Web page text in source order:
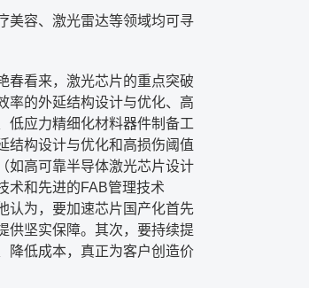
美容、激光雷达等领域均可寻
春看来，激光芯片的重点突破
率的外延结构设计与优化、高
低应力精细化材料器件制备工
结构设计与优化和高损伤阈值
如高可靠半导体激光芯片设计
术和先进的FAB管理技术
认为，要加速芯片国产化首先
供坚实保障。其次，要持续提
降低成本，真正为客户创造价